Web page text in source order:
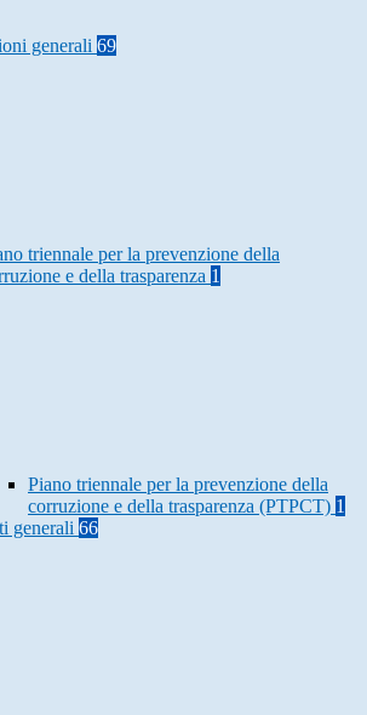
generali 69
triennale per la prevenzione della
e della trasparenza 1
Piano triennale per la prevenzione della
corruzione e della trasparenza (PTPCT) 1
generali 66